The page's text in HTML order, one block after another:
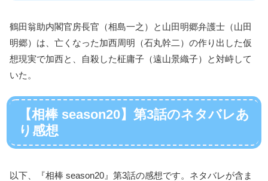
鶴田翁助内閣官房長官（相島一之）と山田明郷弁護士（山田
明郷）は、亡くなった加西周明（石丸幹二）の作り出した仮
想現実で加西と、自殺した柾庸子（遠山景織子）と対峙して
いた。
【相棒 season20】第3話のネタバレあ
り感想
以下、『相棒 season20』第3話の感想です。ネタバレが含ま